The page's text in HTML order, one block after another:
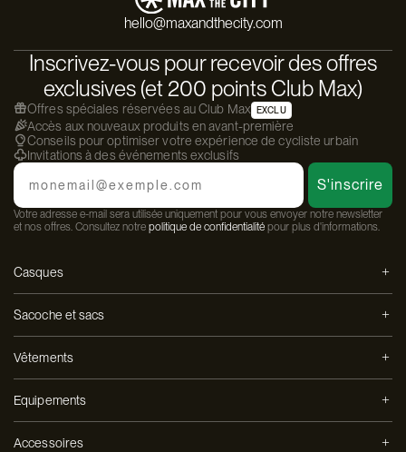
hello@maxandthecity.com
Inscrivez-vous pour recevoir des offres
exclusives (et 200 points Club Max)
Offres spéciales réservées au Club Max EXCLU
Accès aux nouveaux produits en avant-première
Conseils pour optimiser votre expérience de cycliste urbain
Invitations à des événements exclusifs
Email
S'inscrire
Votre adresse e-mail sera utilisée uniquement pour vous envoyer notre newsletter
et nos offres. Consultez notre politique de confidentialité pour plus d'informations.
Casques
Sacoche et sacs
Vêtements
Equipements
Accessoires